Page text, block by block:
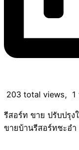
203 total views, 1
รีสอร์ท ขาย ปรับปรุง
ขายบ้านรีสอร์ทชะอำ